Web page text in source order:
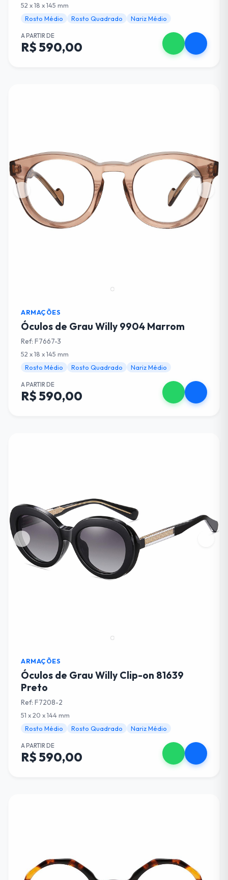
52 x 18 x 145 mm
Rosto Médio
Rosto Quadrado Nariz Médio
A PARTIR DE
R$ 590,00
ARMAÇÕES
Óculos de Grau Willy 9904 Marrom
Ref: F7667-3
52 x 18 x 145 mm
Rosto Médio
Rosto Quadrado Nariz Médio
A PARTIR DE
R$ 590,00
ARMAÇÕES
Óculos de Grau Willy Clip-on 81639
Preto
Ref: F7208-2
51 x 20 x 144 mm
Rosto Médio
Rosto Quadrado Nariz Médio
A PARTIR DE
R$ 590,00